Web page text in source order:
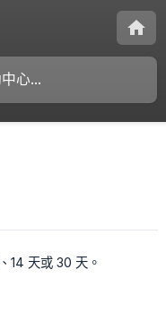
14 天或 30 天。